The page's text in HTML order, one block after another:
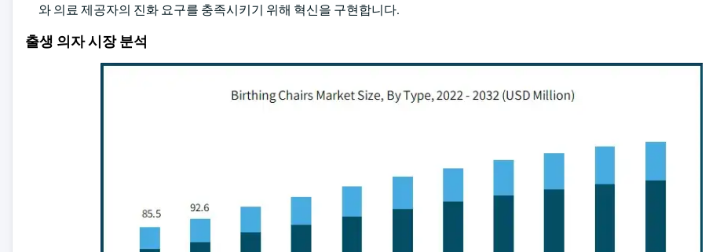
와 의료 제공자의 진화 요구를 충족시키기 위해 혁신을 구현합니다.
출생 의자 시장 분석